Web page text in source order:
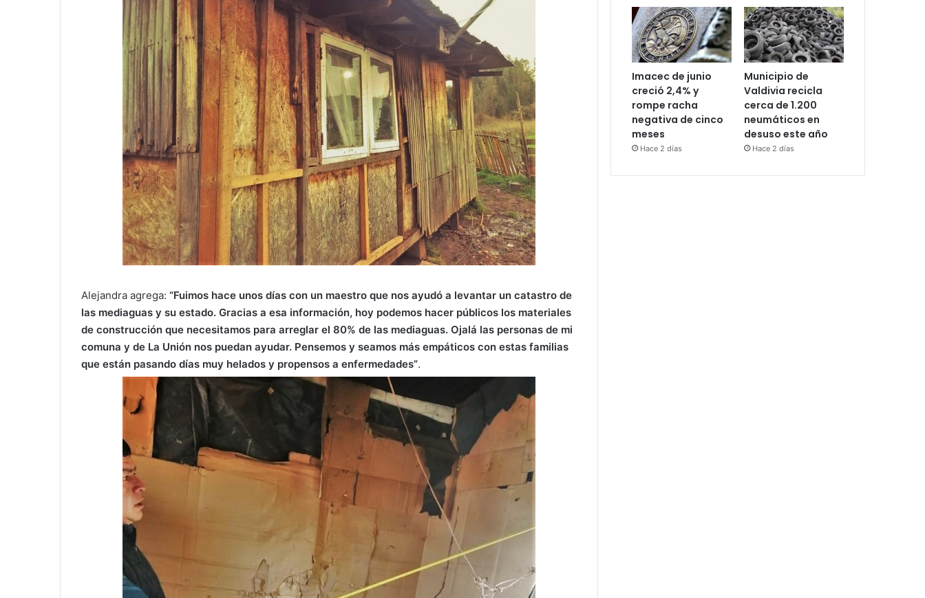
Alejandra agrega: “Fuimos hace unos días con un maestro que nos ayudó a levantar un catastro de
las mediaguas y su estado. Gracias a esa información, hoy podemos hacer públicos los materiales
de construcción que necesitamos para arreglar el 80% de las mediaguas. Ojalá las personas de mi
comuna y de La Unión nos puedan ayudar. Pensemos y seamos más empáticos con estas familias
que están pasando días muy helados y propensos a enfermedades”.
Imacec de junio
creció 2,4% y
rompe racha
negativa de cinco
meses
Hace 2 días
Municipio de
Valdivia recicla
cerca de 1.200
neumáticos en
desuso este año
Hace 2 días